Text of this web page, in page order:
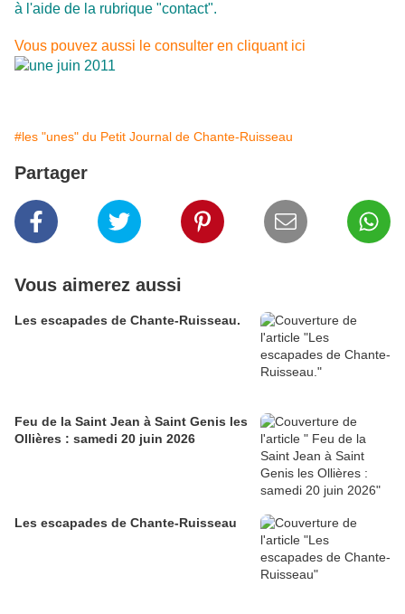
à l'aide de la rubrique "contact".
Vous pouvez aussi le consulter en cliquant ici
#les "unes" du Petit Journal de Chante-Ruisseau
Partager
Vous aimerez aussi
Les escapades de Chante-Ruisseau.
Feu de la Saint Jean à Saint Genis les
Ollières : samedi 20 juin 2026
Les escapades de Chante-Ruisseau